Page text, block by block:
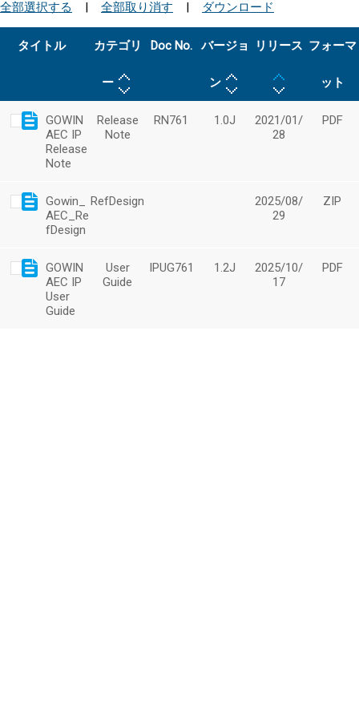
全部選択する | 全部取り消す | ダウンロード
タイトル カテゴリ
ー
Doc No. バージョ
ン
リリース フォーマ
ット
GOWIN
AEC IP
Release
Note
Release
Note
RN761 1.0J
2021/01/
28
PDF
Gowin_
AEC_Re
fDesign
RefDesign
2025/08/
29
ZIP
GOWIN
AEC IP
User
Guide
User
Guide
IPUG761 1.2J
2025/10/
17
PDF